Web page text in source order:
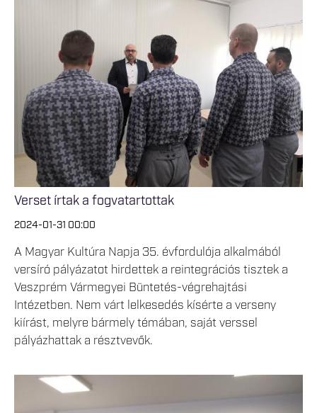
Verset írtak a fogvatartottak
2024-01-31 00:00
A Magyar Kultúra Napja 35. évfordulója alkalmából
versíró pályázatot hirdettek a reintegrációs tisztek a
Veszprém Vármegyei Büntetés-végrehajtási
Intézetben. Nem várt lelkesedés kísérte a verseny
kiírást, melyre bármely témában, saját verssel
pályázhattak a résztvevők.